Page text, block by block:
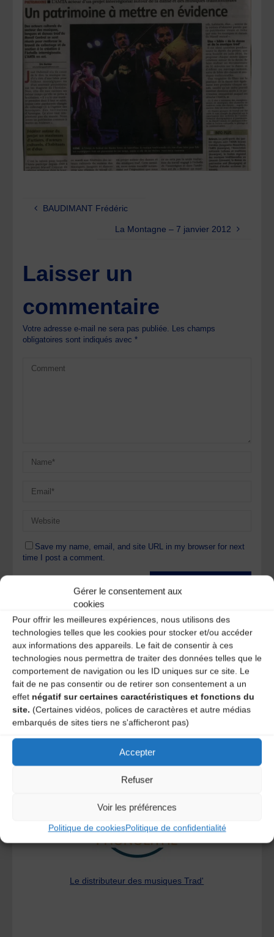
Gérer le consentement aux
cookies
Pour offrir les meilleures expériences, nous utilisons des
technologies telles que les cookies pour stocker et/ou accéder
aux informations des appareils. Le fait de consentir à ces
technologies nous permettra de traiter des données telles que le
comportement de navigation ou les ID uniques sur ce site. Le
fait de ne pas consentir ou de retirer son consentement a un
effet négatif sur certaines caractéristiques et fonctions du
site. (Certaines vidéos, polices de caractères et autre médias
embarqués de sites tiers ne s'afficheront pas)
Accepter
Refuser
Voir les préférences
Politique de cookiesPolitique de confidentialité
BAUDIMANT Frédéric
La Montagne – 7 janvier 2012
Laisser un
commentaire
Votre adresse e-mail ne sera pas publiée. Les champs
obligatoires sont indiqués avec*
Save my name, email, and site URL in my browser for next
time I post a comment.
Ce site utilise Akismet pour réduire les indésirables.
savoir plus sur la façon dont les données de vos
commentaires sont traitées
A DECOUVRIR :
Le distributeur des musiques Trad'